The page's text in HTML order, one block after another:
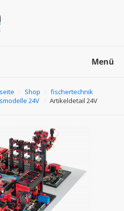
Menü
Shop
fischertechnik
24V Artikeldetail 24V